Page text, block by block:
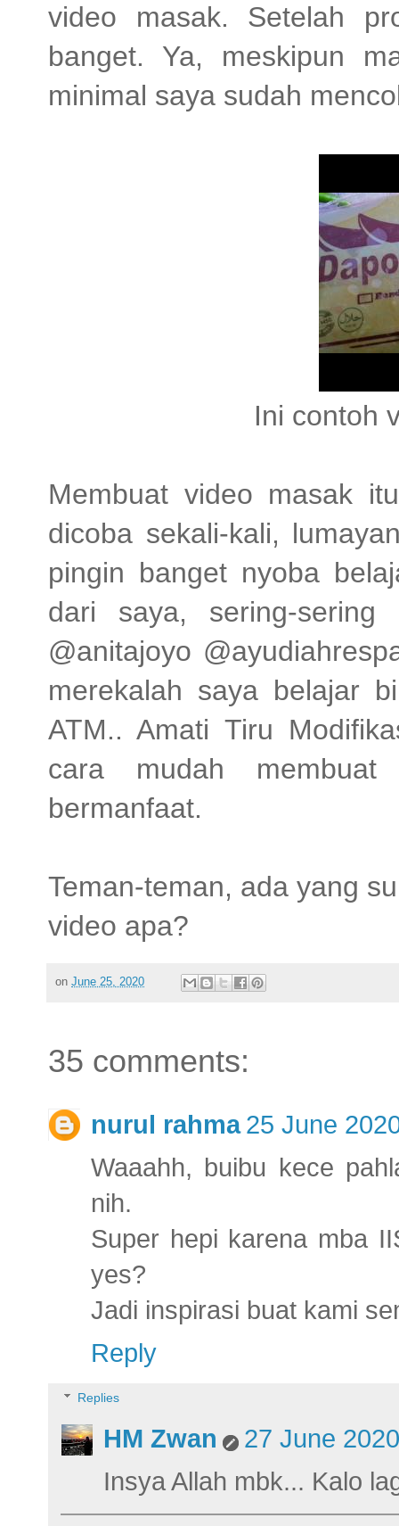
video masak. Setelah
banget. Ya, meskipun
minimal saya sudah
Ini contoh
Membuat video masak
dicoba sekali-kali,
pingin banget nyoba
dari saya, sering-sering
@anitajoyo
merekalah saya belajar
ATM.. Amati Tiru
cara mudah
bermanfaat.
Teman-teman, ada yang
video apa?
on June 25, 2020
35 comments:
nurul rahma 25 June
Waaahh, buibu kece
nih.
Super hepi karena mba
yes?
Jadi inspirasi buat kami
Reply
Replies
HM Zwan
27 June
Insya Allah mbk... Kalo